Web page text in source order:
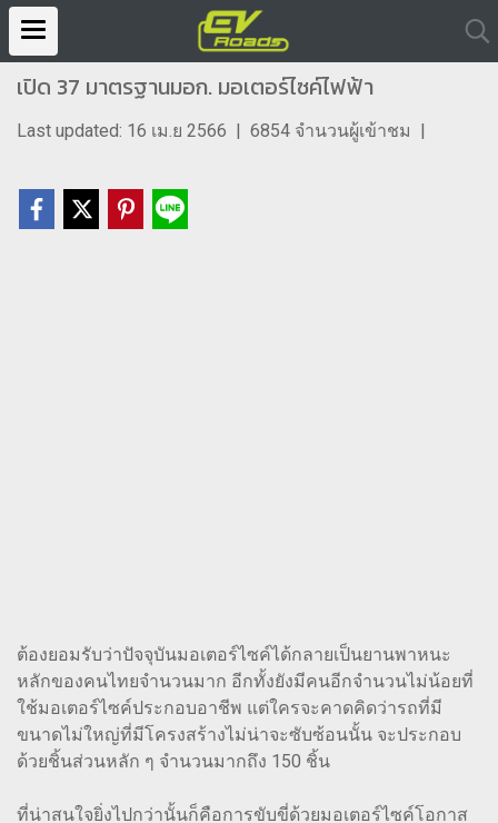
เปิด 37 มาตรฐานมอก. มอเตอร์ไซค์ไฟฟ้า
Last updated: 16 เม.ย 2566 | 6854 จำนวนผู้เข้าชม |
ต้องยอมรับว่าปัจจุบันมอเตอร์ไซค์ได้กลายเป็นยานพาหนะ
หลักของคนไทยจำนวนมาก อีกทั้งยังมีคนอีกจำนวนไม่น้อยที่
ใช้มอเตอร์ไซค์ประกอบอาชีพ แต่ใครจะคาดคิดว่ารถที่มี
ขนาดไม่ใหญ่ที่มีโครงสร้างไม่น่าจะซับซ้อนนั้น จะประกอบ
ด้วยชิ้นส่วนหลัก ๆ จำนวนมากถึง 150 ชิ้น
ที่น่าสนใจยิ่งไปกว่านั้นก็คือการขับขี่ด้วยมอเตอร์ไซค์โอกาส